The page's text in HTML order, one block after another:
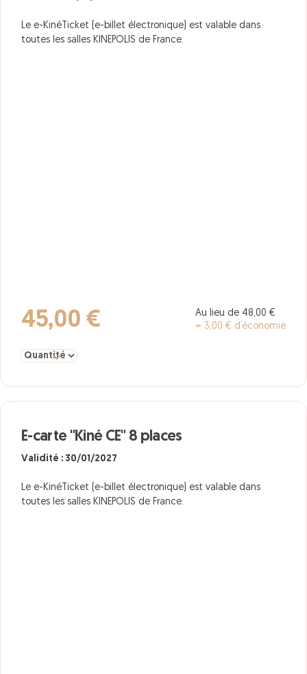
Le e-KinéTicket (e-billet électronique) est valable dans
toutes les salles KINEPOLIS de France.
45,00 €
Au lieu de 48,00 €
= 3,00 € d’économie
Sélectionner la quantité pour E-carte "Kiné CE" 5 places
E-carte "Kiné CE" 8 places
Validité : 30/01/2027
Le e-KinéTicket (e-billet électronique) est valable dans
toutes les salles KINEPOLIS de France.